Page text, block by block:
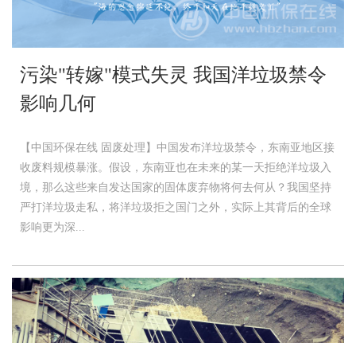
污染"转嫁"模式失灵 我国洋垃圾禁令
影响几何
【中国环保在线 固废处理】中国发布洋垃圾禁令，东南亚地区接
收废料规模暴涨。假设，东南亚也在未来的某一天拒绝洋垃圾入
境，那么这些来自发达国家的固体废弃物将何去何从？我国坚持
严打洋垃圾走私，将洋垃圾拒之国门之外，实际上其背后的全球
影响更为深...